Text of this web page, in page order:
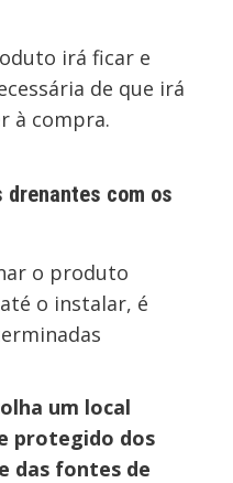
irá ficar e
de que irá
à compra.
drenantes com os
o produto
o instalar, é
um local
protegido dos
das fontes de